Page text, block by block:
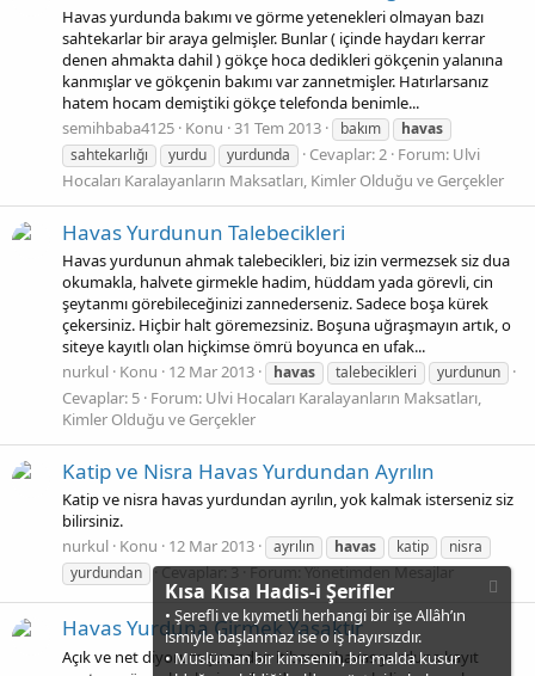
Havas yurdunda bakımı ve görme yetenekleri olmayan bazı
sahtekarlar bir araya gelmişler. Bunlar ( içinde haydarı kerrar
denen ahmakta dahil ) gökçe hoca dedikleri gökçenin yalanına
kanmışlar ve gökçenin bakımı var zannetmişler. Hatırlarsanız
hatem hocam demiştiki gökçe telefonda benimle...
semihbaba4125 Konu 31 Tem 2013 bakım
havas
sahtekarlığı
yurdu yurdunda Cevaplar: 2 Forum: Ulvi
Hocaları Karalayanların Maksatları, Kimler Olduğu ve Gerçekler
Havas Yurdunun Talebecikleri
Havas yurdunun ahmak talebecikleri, biz izin vermezsek siz dua
okumakla, halvete girmekle hadim, hüddam yada görevli, cin
şeytanmı görebileceğinizi zannederseniz. Sadece boşa kürek
çekersiniz. Hiçbir halt göremezsiniz. Boşuna uğraşmayın artık, o
siteye kayıtlı olan hiçkimse ömrü boyunca en ufak...
nurkul Konu 12 Mar 2013 havas talebecikleri yurdunun
Cevaplar: 5 Forum: Ulvi Hocaları Karalayanların Maksatları,
Kimler Olduğu ve Gerçekler
Katip ve Nisra Havas Yurdundan Ayrılın
Katip ve nisra havas yurdundan ayrılın, yok kalmak isterseniz siz
bilirsiniz.
nurkul Konu 12 Mar 2013 ayrılın havas katip
nisra
yurdundan
Cevaplar: 3 Forum:Yönetimden Mesajlar
Havas Yurduna Girmek Yasaktır
Açık ve net diyorum şu andan itibaren havas yurduna kayıt
Kısa Kısa Hadis-i Şerifler
• Şerefli ve kıymetli herhangi bir işe Allâh’ın
ismiyle başlanmaz ise o iş hayırsızdır.
• Müslüman bir kimsenin, bir malda kusur